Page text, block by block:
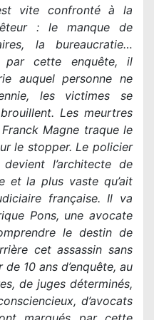
vite confronté à la
: le manque de
la bureaucratie…
par cette enquête, il
auquel personne ne
les victimes se
Les meurtres
Magne traque le
le stopper. Le policier
l’architecte de
et la plus vaste qu’ait
française. Il va
Pons, une avocate
le destin de
cet assassin sans
10 ans d’enquête, au
de juges déterminés,
d’avocats